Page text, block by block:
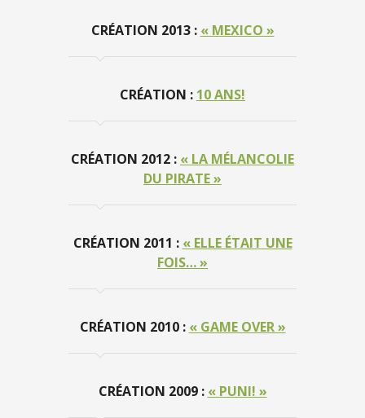
CRÉATION 2013 : « MEXICO »
CRÉATION : 10 ANS!
CRÉATION 2012 : « LA MÉLANCOLIE
DU PIRATE »
CRÉATION 2011 : « ELLE ÉTAIT UNE
FOIS… »
CRÉATION 2010 : « GAME OVER »
CRÉATION 2009 : « PUNI! »